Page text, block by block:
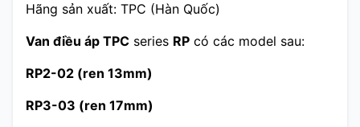
Hãng sản xuất: TPC (Hàn Quốc)
Van điều áp TPC series RP có các model sau:
RP2-02 (ren 13mm)
RP3-03 (ren 17mm)